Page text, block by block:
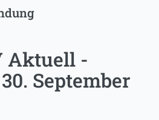
Aktuell -
September